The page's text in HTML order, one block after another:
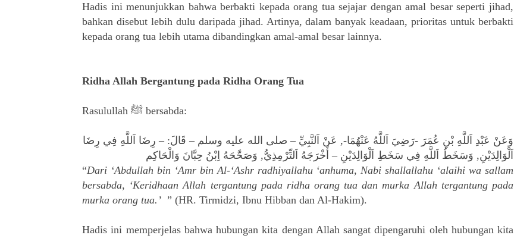
Hadis ini menunjukkan bahwa berbakti kepada orang tua sejajar dengan amal besar seperti jihad,
bahkan disebut lebih dulu daripada jihad. Artinya, dalam banyak keadaan, prioritas untuk berbakti
kepada orang tua lebih utama dibandingkan amal-amal besar lainnya.
Ridha Allah Bergantung pada Ridha Orang Tua
Rasulullah ﷺ bersabda:
وَعَنْ عَبْدِ اَللَّهِ بْنِ عُمَرَ -رَضِيَ اَللَّهُ عَنْهُمَا-, عَنْ اَلنَّبِيِّ – صلى الله عليه وسلم – قَالَ: – رِضَا اَللَّهِ فِي رِضَا
اَلْوَالِدَيْنِ, وَسَخَطُ اَللَّهِ فِي سَخَطِ اَلْوَالِدَيْنِ – أَخْرَجَهُ اَلتِّرْمِذِيُّ, وَصَحَّحَهُ اِبْنُ حِبَّانَ وَالْحَاكِم
“Dari ‘Abdullah bin ‘Amr bin Al-‘Ashr radhiyallahu ‘anhuma, Nabi shallallahu ‘alaihi wa sallam
bersabda, ‘Keridhaan Allah tergantung pada ridha orang tua dan murka Allah tergantung pada
murka orang tua.’ ” (HR. Tirmidzi, Ibnu Hibban dan Al-Hakim).
Hadis ini memperjelas bahwa hubungan kita dengan Allah sangat dipengaruhi oleh hubungan kita